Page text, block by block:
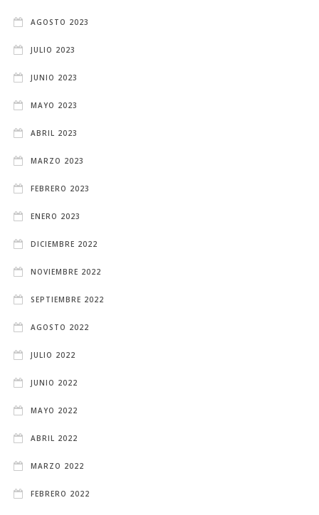
AGOSTO 2023
JULIO 2023
JUNIO 2023
MAYO 2023
ABRIL 2023
MARZO 2023
FEBRERO 2023
ENERO 2023
DICIEMBRE 2022
NOVIEMBRE 2022
SEPTIEMBRE 2022
AGOSTO 2022
JULIO 2022
JUNIO 2022
MAYO 2022
ABRIL 2022
MARZO 2022
FEBRERO 2022